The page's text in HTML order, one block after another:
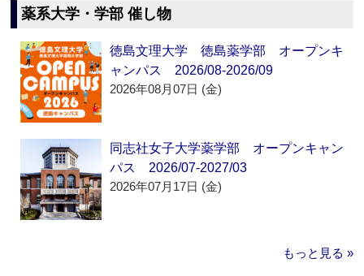
薬系大学・学部 催し物
徳島文理大学 徳島薬学部 オープンキ
ャンパス 2026/08-2026/09
2026年08月07日 (金)
同志社女子大学薬学部 オープンキャン
パス 2026/07-2027/03
2026年07月17日 (金)
もっと見る »